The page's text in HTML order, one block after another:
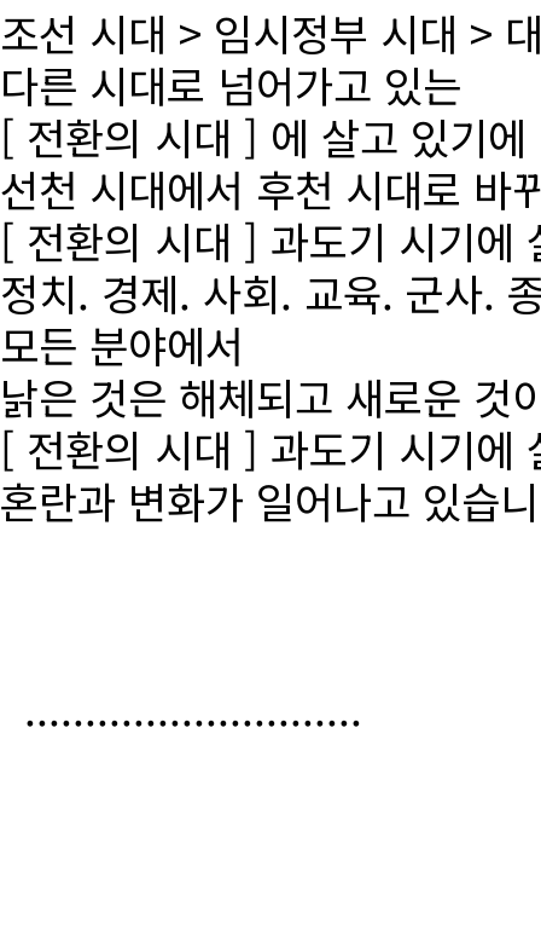
조선 시대 > 임시정부 시대 >
다른 시대로 넘어가고 있는
[ 전환의 시대 ] 에 살고 있기에
선천 시대에서 후천 시대로 바
[ 전환의 시대 ] 과도기 시기에
정치. 경제. 사회. 교육. 군사.
모든 분야에서
낡은 것은 해체되고 새로운 것
[ 전환의 시대 ] 과도기 시기에
혼란과 변화가 일어나고 있습
............................